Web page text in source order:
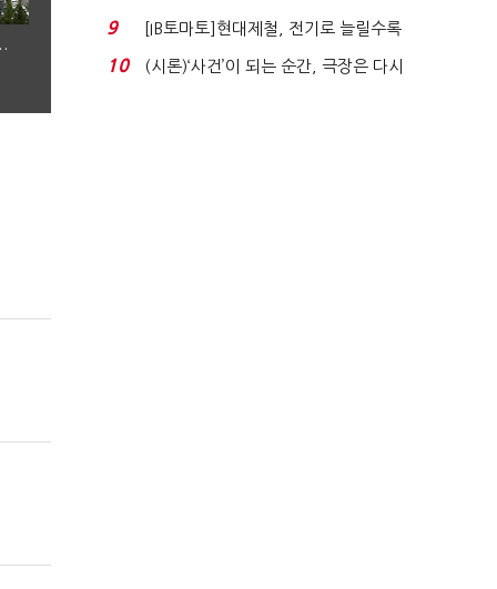
께'일 때 완성...
9
[IB토마토]현대제철, 전기로 늘릴수록
전기료 부담…저...
10
(시론)‘사건’이 되는 순간, 극장은 다시